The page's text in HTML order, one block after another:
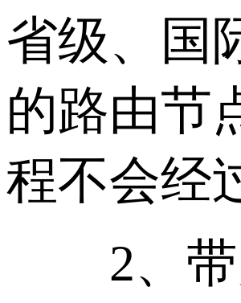
省级、国
的路由节
程不会经
2、带